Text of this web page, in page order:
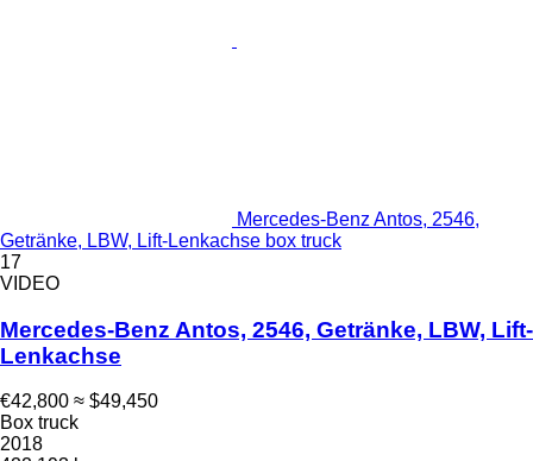
Mercedes-Benz Antos, 2546,
Getränke, LBW, Lift-Lenkachse box truck
17
VIDEO
Mercedes-Benz Antos, 2546, Getränke, LBW, Lift-
Lenkachse
€42,800 ≈ $49,450
Box truck
2018